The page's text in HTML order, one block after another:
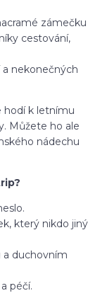
zámečku
cestování,
nekonečných
hodí k letnímu
Můžete ho ale
nádechu
který nikdo jiný
a duchovním
péčí.